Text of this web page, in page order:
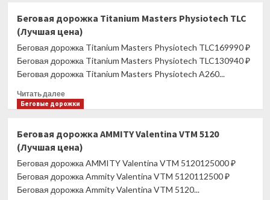
дорожка
Titanium
Masters
Slimtech
(Лучшая
цена)
Беговая дорожка Titanium Masters Physiotech TLC
(Лучшая цена)
Беговая дорожка Titanium Masters Physiotech TLC169990 ₽
Беговая дорожка Titanium Masters Physiotech TLC130940 ₽
Беговая дорожка Titanium Masters Physiotech A260...
Читать далееПрочитать
больше
дорожка
Titanium
Masters
Physiotech
(Лучшая
Беговые дорожки
Беговая дорожка AMMITY Valentina VTM 5120
(Лучшая цена)
Беговая дорожка AMMITY Valentina VTM 5120125000 ₽
Беговая дорожка Ammity Valentina VTM 5120112500 ₽
Беговая дорожка Ammity Valentina VTM 5120...